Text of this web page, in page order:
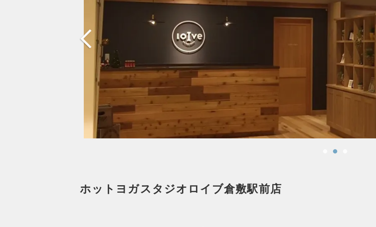
ホットヨガスタジオロイブ倉敷駅前店